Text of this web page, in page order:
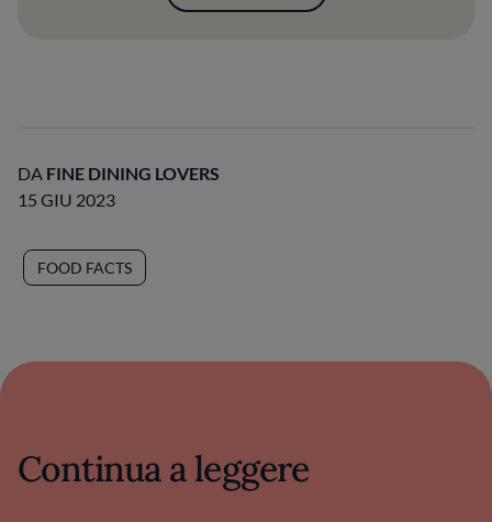
DA FINE DINING LOVERS
15 GIU 2023
FOOD FACTS
Continua a leggere